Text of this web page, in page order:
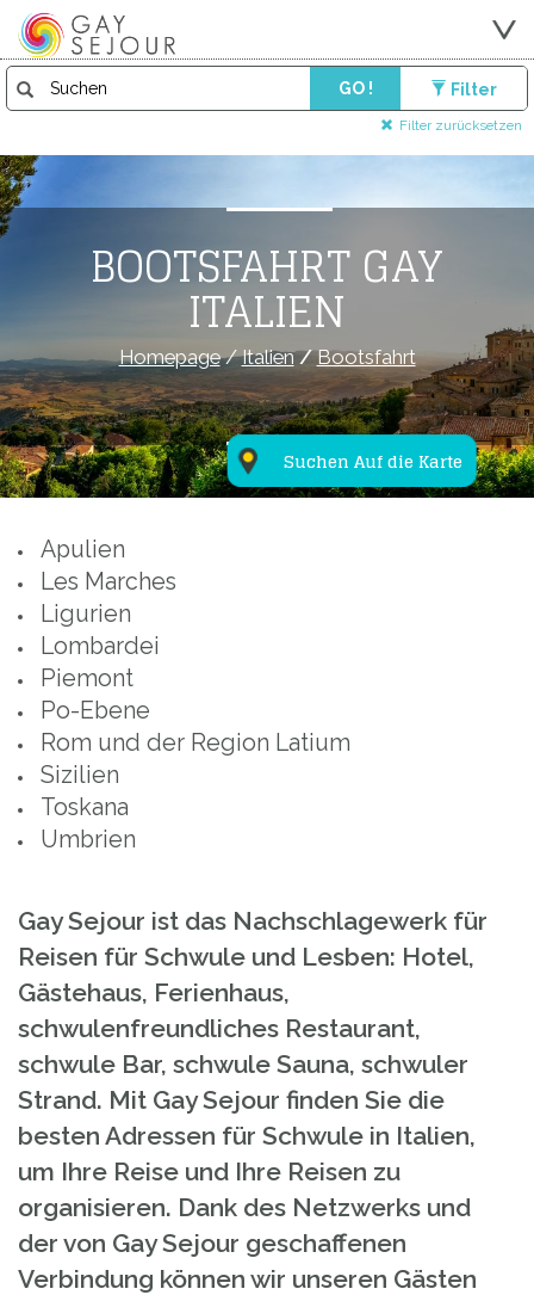
GO ! Filter
Filter zurücksetzen
Suchen Auf die Karte
BOOTSFAHRT GAY
ITALIEN
Homepage/Italien/Bootsfahrt
Apulien
Les Marches
Ligurien
Lombardei
Piemont
Po-Ebene
Rom und der Region Latium
Sizilien
Toskana
Umbrien
Gay Sejour ist das Nachschlagewerk für
Reisen für Schwule und Lesben: Hotel,
Gästehaus, Ferienhaus,
schwulenfreundliches Restaurant,
schwule Bar, schwule Sauna, schwuler
Strand. Mit Gay Sejour finden Sie die
besten Adressen für Schwule in Italien,
um Ihre Reise und Ihre Reisen zu
organisieren. Dank des Netzwerks und
der von Gay Sejour geschaffenen
Verbindung können wir unseren Gästen